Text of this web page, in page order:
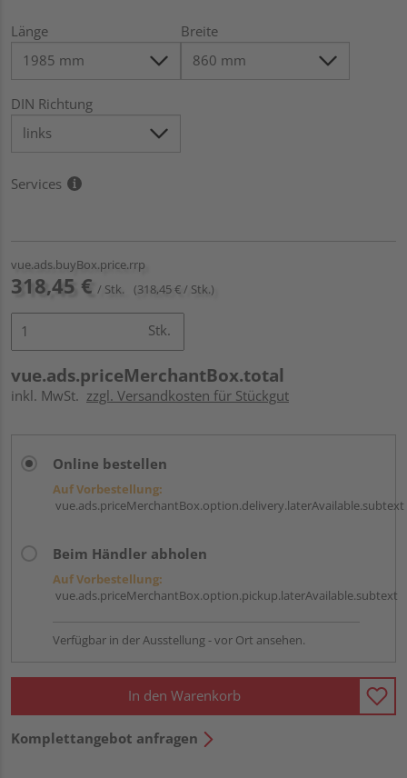
Länge Breite
DIN Richtung
Services
vue.ads.buyBox.price.rrp
318,45 € / Stk. (318,45 € / Stk.)
Stk.
vue.ads.priceMerchantBox.total
inkl. MwSt. zzgl. Versandkosten für Stückgut
Online bestellen
Auf Vorbestellung:
vue.ads.priceMerchantBox.option.delivery.laterAvailable.subtext
Beim Händler abholen
Auf Vorbestellung:
vue.ads.priceMerchantBox.option.pickup.laterAvailable.subtext
Verfügbar in der Ausstellung - vor Ort ansehen.
In den Warenkorb
Komplettangebot anfragen